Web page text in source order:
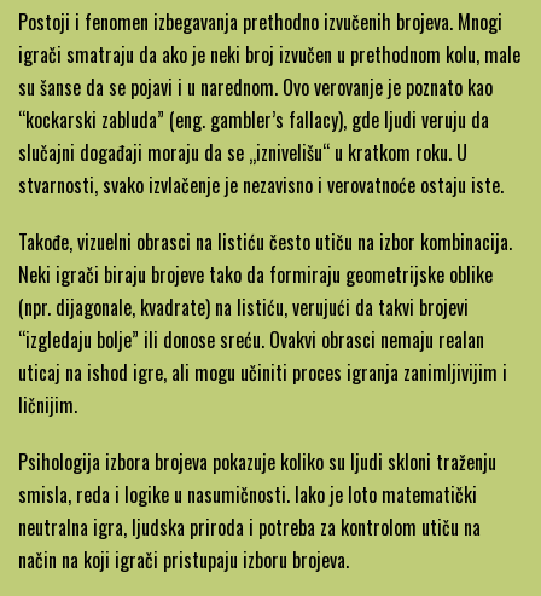
Postoji i fenomen izbegavanja prethodno izvučenih brojeva. Mnogi
igrači smatraju da ako je neki broj izvučen u prethodnom kolu, male
su šanse da se pojavi i u narednom. Ovo verovanje je poznato kao
“kockarski zabluda” (eng. gambler’s fallacy), gde ljudi veruju da
slučajni događaji moraju da se „iznivelišu“ u kratkom roku. U
stvarnosti, svako izvlačenje je nezavisno i verovatnoće ostaju iste.
Takođe, vizuelni obrasci na listiću često utiču na izbor kombinacija.
Neki igrači biraju brojeve tako da formiraju geometrijske oblike
(npr. dijagonale, kvadrate) na listiću, verujući da takvi brojevi
“izgledaju bolje” ili donose sreću. Ovakvi obrasci nemaju realan
uticaj na ishod igre, ali mogu učiniti proces igranja zanimljivijim i
ličnijim.
Psihologija izbora brojeva pokazuje koliko su ljudi skloni traženju
smisla, reda i logike u nasumičnosti. Iako je loto matematički
neutralna igra, ljudska priroda i potreba za kontrolom utiču na
način na koji igrači pristupaju izboru brojeva.